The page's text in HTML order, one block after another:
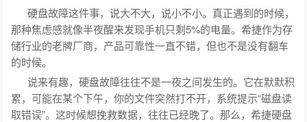
硬盘故障这件事，说大不大，说小不小。真正遇到的时候，
那种焦虑感就像半夜醒来发现手机只剩5%的电量。希捷作为存
储行业的老牌厂商，产品可靠性一直不错，但也不是没有翻车
的时候。
说来有趣，硬盘故障往往不是一夜之间发生的。它在默默积
累，可能在某个下午，你的文件突然打不开，系统提示“磁盘读
取错误”。这时候想挽救数据，往往已经晚了。那么，希捷硬盘